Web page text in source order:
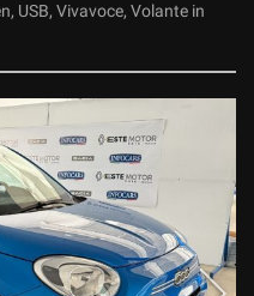
USB, Vivavoce, Volante in